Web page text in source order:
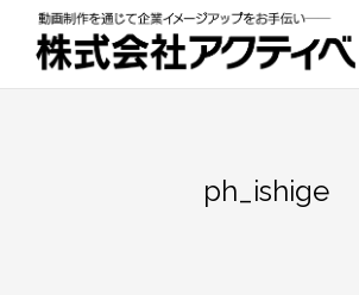
content
ph_ishige